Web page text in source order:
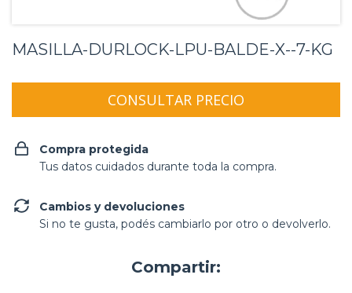
MASILLA-DURLOCK-LPU-BALDE-X--7-KG
Compra protegida
Tus datos cuidados durante toda la compra.
Cambios y devoluciones
Si no te gusta, podés cambiarlo por otro o devolverlo.
Compartir: